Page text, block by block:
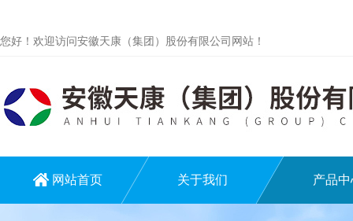
您好！欢迎访问安徽天康（集团）股份有限公司网站！
网站首页 关于我们 产品中